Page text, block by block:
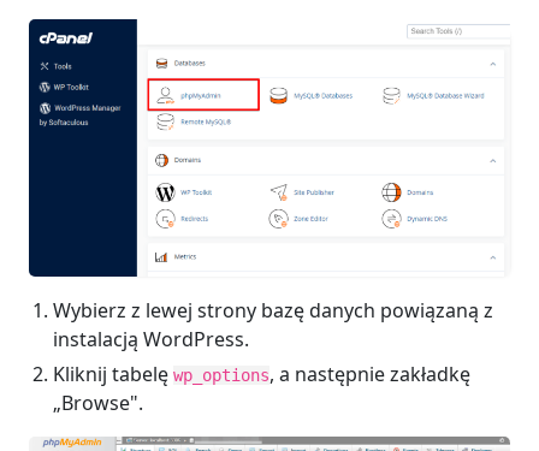
Wybierz z lewej strony bazę danych powiązaną z
instalacją WordPress.
Kliknij tabelę wp_options, a następnie zakładkę
„Browse".